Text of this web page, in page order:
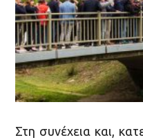
Στη συνέχεια και,